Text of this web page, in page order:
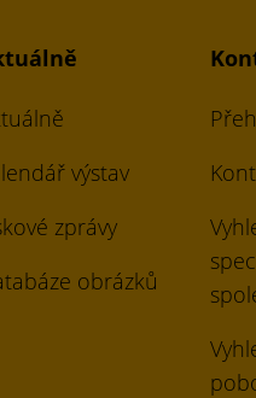
výstav
zprávy
obrázků